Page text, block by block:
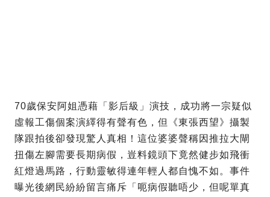
70歲保安阿姐憑藉「影后級」演技，成功將一宗疑似
虛報工傷個案演繹得有聲有色，但《東張西望》攝製
隊跟拍後卻發現驚人真相！這位婆婆聲稱因推拉大閘
扭傷左腳需要長期病假，豈料鏡頭下竟然健步如飛衝
紅燈過馬路，行動靈敏得連年輕人都自愧不如。事件
曝光後網民紛紛留言痛斥「呃病假聽唔少，但呢單真